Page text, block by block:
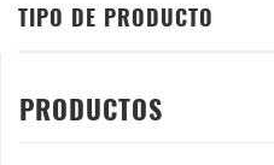
TIPO DE PRODUCTO
PRODUCTOS